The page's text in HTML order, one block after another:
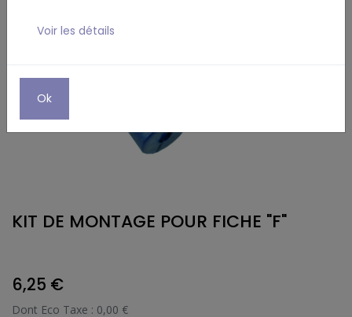
KIT DE MONTAGE POUR FICHE "F"
6,25 €
Dont Eco Taxe : 0,00 €
Voir les détails
Ok